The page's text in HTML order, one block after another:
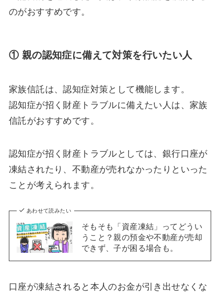
のがおすすめです。
① 親の認知症に備えて対策を行いたい人
家族信託は、認知症対策として機能します。
認知症が招く財産トラブルに備えたい人は、家族
信託がおすすめです。
認知症が招く財産トラブルとしては、銀行口座が
凍結されたり、不動産が売れなかったりといった
ことが考えられます。
あわせて読みたい
そもそも「資産凍結」ってどうい
うこと？親の預金や不動産が売却
できず、子が困る場合も。
口座が凍結されると本人のお金が引き出せなくな